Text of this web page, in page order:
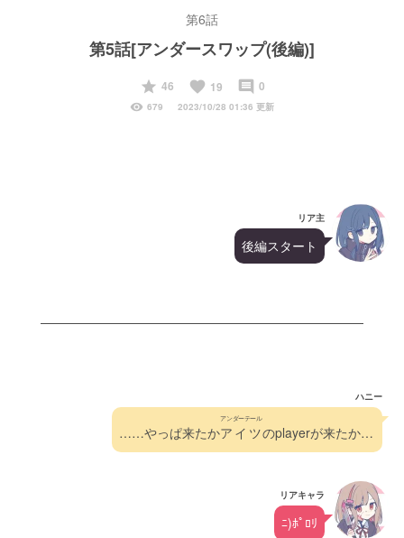
第6話
第5話[アンダースワップ(後編)]
start
46 favorite 19 insert_comment 0
visibility 679 2023/10/28 01:36 更新
リア主
後編スタート
ハニー
……やっぱ来たかアイツ
アンダーテール
のplayerが来たか…
リアキャラ
ﾆ)ﾎﾟﾛﾘ